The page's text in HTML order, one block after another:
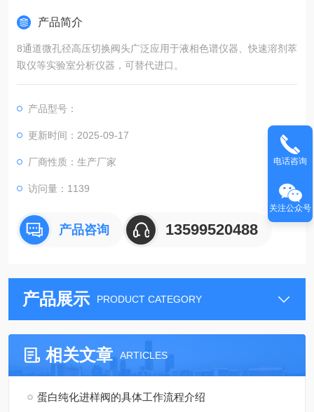
产品简介
8通道微孔径高压切换阀头广泛应用于液相色谱仪器、快速溶剂萃
取仪等实验室分析仪器，可替代进口。
产品型号：
更新时间：2025-09-17
厂商性质：生产厂家
访问量：1139
产品咨询 13599520488
产品展示 PRODUCT CATEGORY
相关文章 ARTICLES
蛋白纯化进样阀的具体工作流程介绍
电话咨询
关注公众号